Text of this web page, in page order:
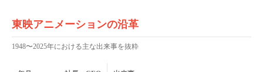
東映アニメーションの沿革
1948〜2025年における主な出来事を抜粋